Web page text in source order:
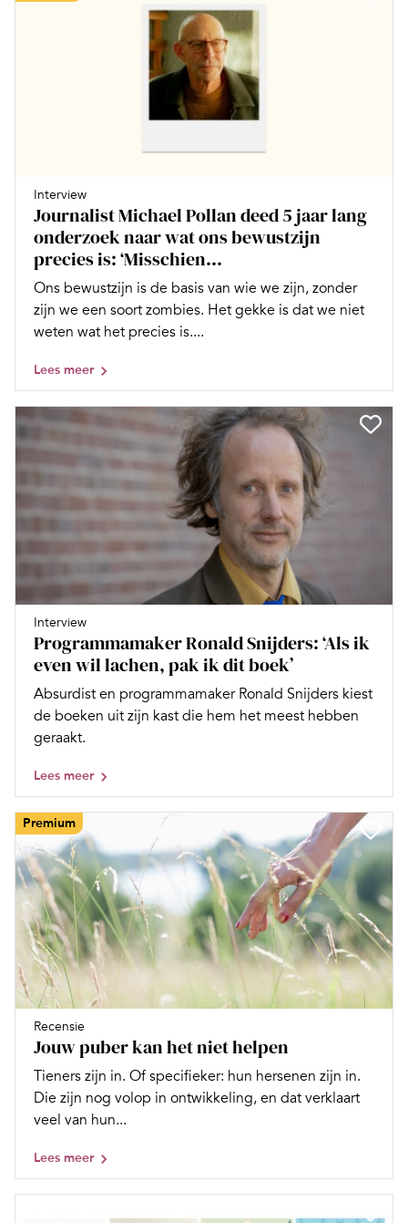
Interview
Journalist Michael Pollan deed 5 jaar lang
onderzoek naar wat ons bewustzijn
precies is: ‘Misschien...
Ons bewustzijn is de basis van wie we zijn, zonder
zijn we een soort zombies. Het gekke is dat we niet
weten wat het precies is....
Lees meer
Interview
Programmamaker Ronald Snijders: ‘Als ik
even wil lachen, pak ik dit boek’
Absurdist en programmamaker Ronald Snijders kiest
de boeken uit zijn kast die hem het meest hebben
geraakt.
Lees meer
Premium
Recensie
Jouw puber kan het niet helpen
Tieners zijn in. Of specifieker: hun hersenen zijn in.
Die zijn nog volop in ontwikkeling, en dat verklaart
veel van hun...
Lees meer